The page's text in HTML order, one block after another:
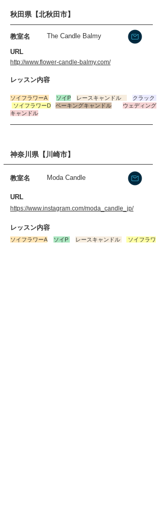
秋田県【北秋田市】
​教室名 The Candle Balmy
​URL
http://www.flower-candle-balmy.com/
​レッスン内容
ソイフラワーA ソイP レースキャンドル
クラック
​ソイフラワーD
ベーキングキャンドル
ウェディング
キャンドル
神奈川県【川崎市】
​教室名 Moda Candle
​URL
https://www.instagram.com/moda_candle_jp/
​レッスン内容
​ソイフラワーA ソイP レースキャンドル
​ソイフラワ